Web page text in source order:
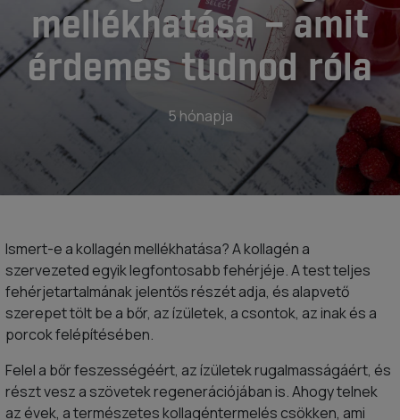
mellékhatása – amit
érdemes tudnod róla
5 hónapja
Ismert-e a kollagén mellékhatása? A kollagén a
szervezeted egyik legfontosabb fehérjéje. A test teljes
fehérjetartalmának jelentős részét adja, és alapvető
szerepet tölt be a bőr, az ízületek, a csontok, az inak és a
porcok felépítésében.
Felel a bőr feszességéért, az ízületek rugalmasságáért, és
részt vesz a szövetek regenerációjában is. Ahogy telnek
az évek, a természetes kollagéntermelés csökken, ami